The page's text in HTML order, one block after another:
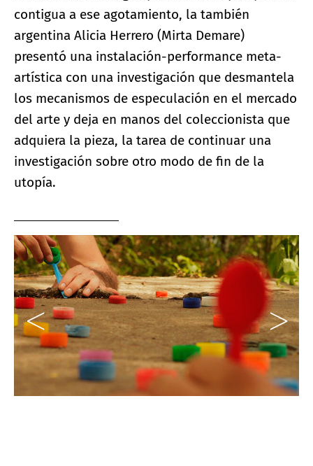
contigua a ese agotamiento, la también
argentina Alicia Herrero (Mirta Demare)
presentó una instalación-performance meta-
artística con una investigación que desmantela
los mecanismos de especulación en el mercado
del arte y deja en manos del coleccionista que
adquiera la pieza, la tarea de continuar una
investigación sobre otro modo de fin de la
utopía.